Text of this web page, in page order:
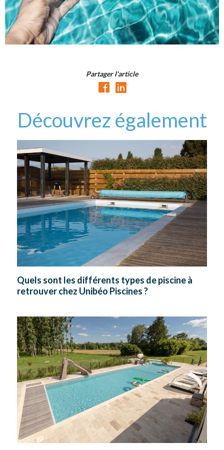
Partager l'article
Découvrez également
Quels sont les différents types de piscine à
retrouver chez Unibéo Piscines ?